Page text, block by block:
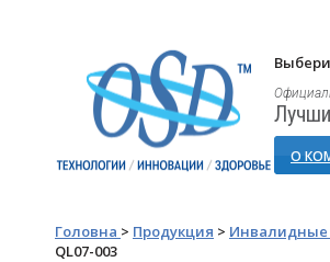
О
Головна > Продукция > Инвалидные
QL07-003